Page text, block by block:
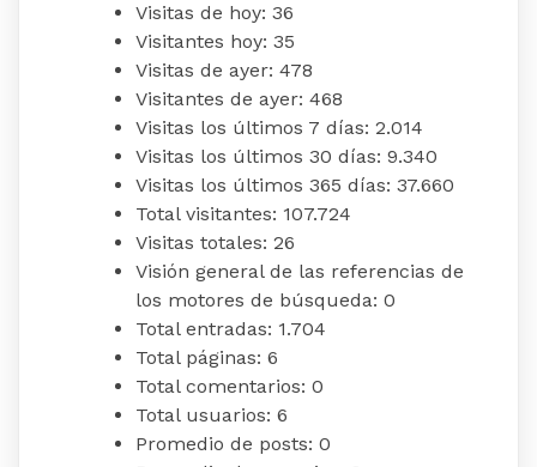
Visitas de hoy: 36
Visitantes hoy: 35
Visitas de ayer: 478
Visitantes de ayer: 468
Visitas los últimos 7 días: 2.014
Visitas los últimos 30 días: 9.340
Visitas los últimos 365 días: 37.660
Total visitantes: 107.724
Visitas totales: 26
Visión general de las referencias de
los motores de búsqueda: 0
Total entradas: 1.704
Total páginas: 6
Total comentarios: 0
Total usuarios: 6
Promedio de posts: 0